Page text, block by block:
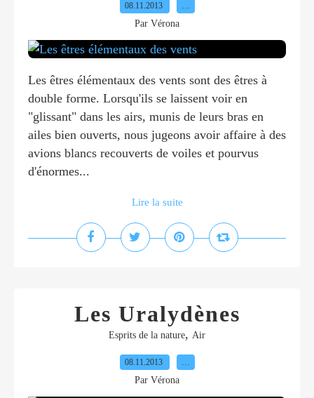
08.11.2013 …
Par Vérona
Les êtres élémentaux des vents sont des êtres à
double forme. Lorsqu'ils se laissent voir en
"glissant" dans les airs, munis de leurs bras en
ailes bien ouverts, nous jugeons avoir affaire à des
avions blancs recouverts de voiles et pourvus
d'énormes...
Lire la suite
Les Uralydènes
Esprits de la nature, Air
08.11.2013 …
Par Vérona